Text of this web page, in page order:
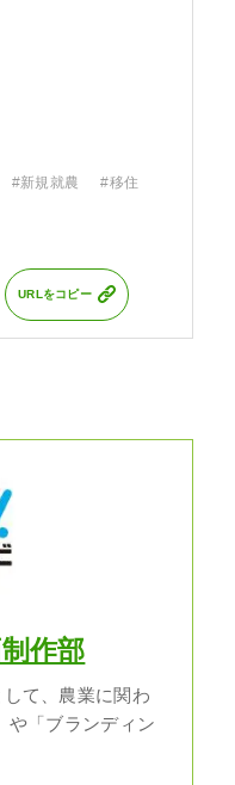
#新規就農 #移住
URLをコピー
作部
て、農業に関わ
や「ブランディン